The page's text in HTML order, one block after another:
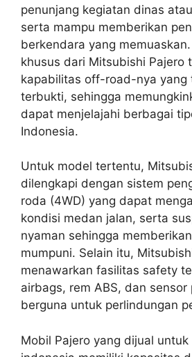
penunjang kegiatan dinas
serta mampu memberikan
berkendara yang
khusus dari Mitsubishi Pajero
kapabilitas off-road-nya yang
terbukti, sehingga
dapat menjelajahi berbagai
Indonesia.
Untuk model tertentu,
dilengkapi dengan sistem
roda (4WD) yang dapat
kondisi medan jalan, serta
nyaman sehingga
mumpuni. Selain itu,
menawarkan fasilitas safety
airbags, rem ABS, dan sensor
berguna untuk perlindungan
Mobil Pajero yang dijual